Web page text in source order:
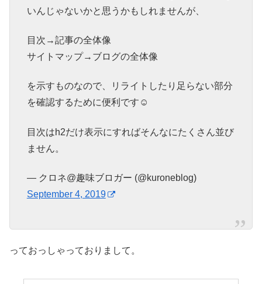
いんじゃないかと思うかもしれませんが、
目次→記事の全体像
サイトマップ→ブログの全体像
を示すものなので、リライトしたり足らない部分
を確認するために便利です☺️
目次はh2だけ表示にすればそんなにたくさん並び
ません。
— クロネ@趣味ブロガー (@kuroneblog)
September 4, 2019
っておっしゃっておりまして。